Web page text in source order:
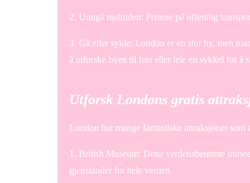
2. Unngå rushtiden: Prisene på offentlig
3. Gå eller sykle: London er en stor by, men
å utforske byen til fots eller leie en sykkel for å
Utforsk Londons gratis
London har mange fantastiske attraksjoner
1. British Museum: Dette verdensberømte
gjenstander fra hele verden.